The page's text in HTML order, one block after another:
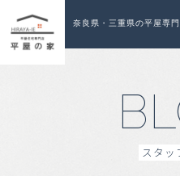
奈良県・三重県の平屋専
スタッ